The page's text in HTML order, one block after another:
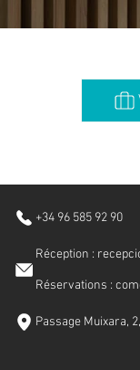
+34 96 585 92 90
Réception :
Réservations :
Passage Muixara,